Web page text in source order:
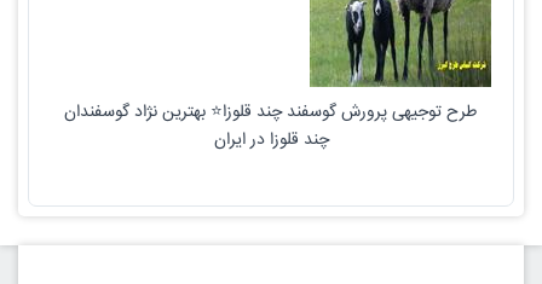
طرح توجیهی پرورش گوسفند چند قلوزا⭐️ بهترین نژاد گوسفندان
چند قلوزا در ایران